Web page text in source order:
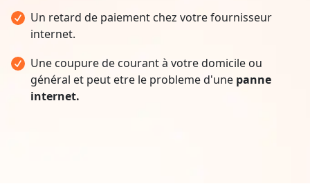
Un retard de paiement chez votre fournisseur
internet.
Une coupure de courant à votre domicile ou
général et peut etre le probleme d'une panne
internet.